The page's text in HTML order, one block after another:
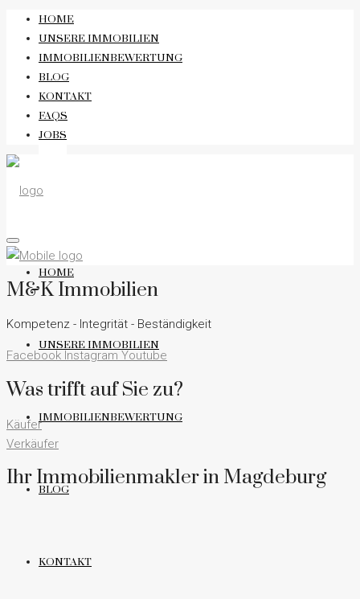
HOME
UNSERE IMMOBILIEN
IMMOBILIENBEWERTUNG
BLOG
KONTAKT
FAQS
JOBS
HOME
UNSERE IMMOBILIEN
IMMOBILIENBEWERTUNG
BLOG
KONTAKT
M&K Immobilien
Kompetenz - Integrität - Beständigkeit
Facebook Instagram Youtube
Was trifft auf Sie zu?
Käufer
Verkäufer
Ihr Immobilienmakler in Magdeburg